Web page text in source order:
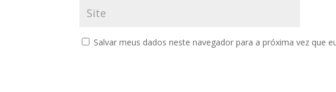
Salvar meus dados neste navegador para a próxima vez que